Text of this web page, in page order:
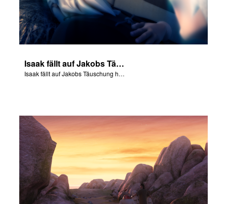
Isaak fällt auf Jakobs Täuschung herein und segnet ihn.
Isaak fällt auf Jakobs Täuschung herein und segnet ihn.